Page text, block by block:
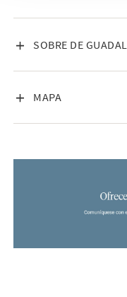
SOBRE DE
VISA INNEHÅLL
MAPA
VISA INNEHÅLL